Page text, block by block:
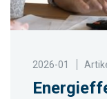
2026-01